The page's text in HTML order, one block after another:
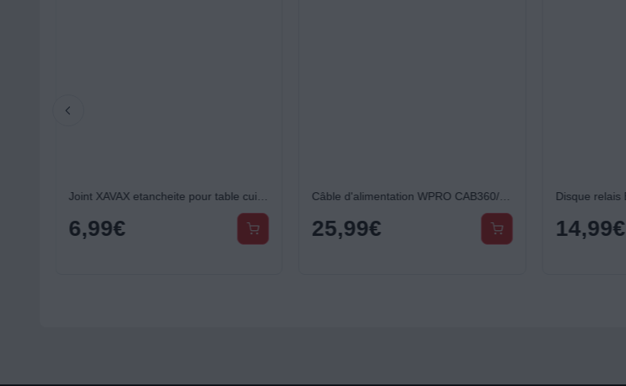
Joint XAVAX etancheite pour table cuisson 3x1.10M
6,99€
Câble d'alimentation WPRO CAB360/1 32 ampères - appareils de cuisson
25,99€ 14,99€